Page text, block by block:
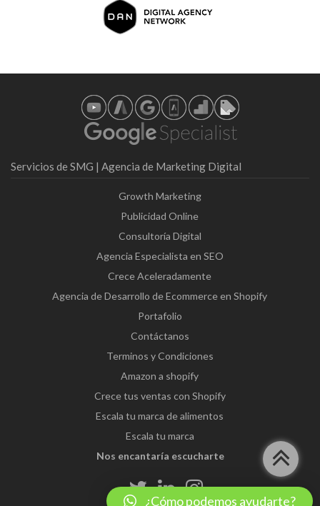
Servicios de SMG | Agencia de Marketing Digital
Growth Marketing
Publicidad Online
Consultoría Digital
Agencia Especialista en SEO
Crece Aceleradamente
Agencia de Desarrollo de Ecommerce en Shopify
Portafolio
Contáctanos
Terminos y Condiciones
Amazon a shopify
Crece tus ventas con Shopify
Escala tu marca de alimentos
Escala tu marca
Nos encantaría escucharte
¿Cómo podemos ayudarte?